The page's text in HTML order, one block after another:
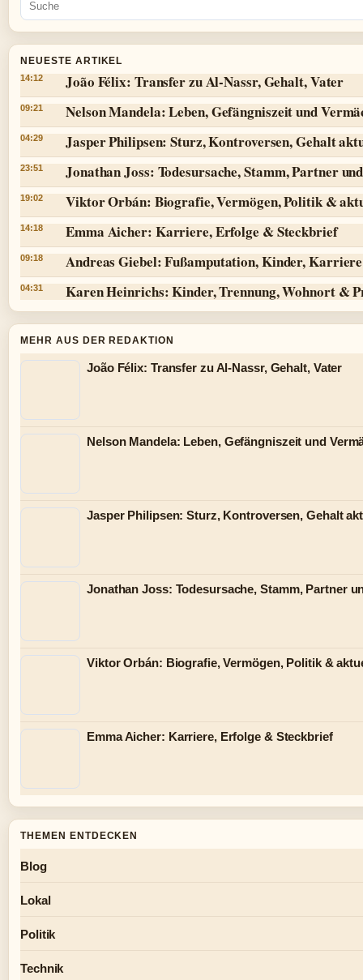
NEUESTE ARTIKEL
14:12 João Félix: Transfer zu Al-Nassr, Gehalt, Vater
09:21 Nelson Mandela: Leben, Gefängniszeit und
04:29 Jasper Philipsen: Sturz, Kontroversen, Gehalt
23:51 Jonathan Joss: Todesursache, Stamm, Partner
19:02 Viktor Orbán: Biografie, Vermögen, Politik &
14:18 Emma Aicher: Karriere, Erfolge & Steckbrief
09:18 Andreas Giebel: Fußamputation, Kinder,
04:31 Karen Heinrichs: Kinder, Trennung, Wohnort &
MEHR AUS DER REDAKTION
João Félix: Transfer zu Al-Nassr, Gehalt, Vater
Nelson Mandela: Leben, Gefängniszeit und
Jasper Philipsen: Sturz, Kontroversen, Gehalt
Jonathan Joss: Todesursache, Stamm, Partner
Viktor Orbán: Biografie, Vermögen, Politik &
Emma Aicher: Karriere, Erfolge & Steckbrief
THEMEN ENTDECKEN
Blog
Lokal
Politik
Technik